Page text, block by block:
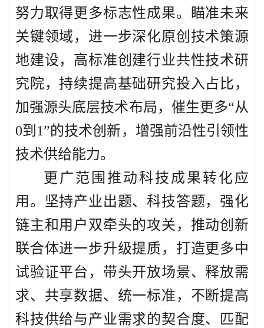
努力取得更多标志性成果。瞄准未来
关键领域，进一步深化原创技术策源
地建设，高标准创建行业共性技术研
究院，持续提高基础研究投入占比，
加强源头底层技术布局，催生更多“从
0到1”的技术创新，增强前沿性引领性
技术供给能力。
更广范围推动科技成果转化应
用。坚持产业出题、科技答题，强化
链主和用户双牵头的攻关，推动创新
联合体进一步升级提质，打造更多中
试验证平台，带头开放场景、释放需
求、共享数据、统一标准，不断提高
科技供给与产业需求的契合度、匹配